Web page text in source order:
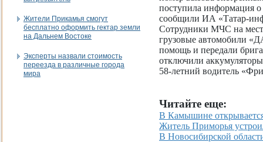
Жители Прикамья смогут
бесплатно оформить гектар земли
на Дальнем Востоке
Эксперты назвали стоимость
переезда в различные города
мира
поступила информация
сообщили ИА «Татар-
Сотрудники МЧС на
грузовые автомобили
помощь и передали
отключили
58-летний водитель
Читайте еще:
В Камышине
Житель Приморья
В Новосибирской